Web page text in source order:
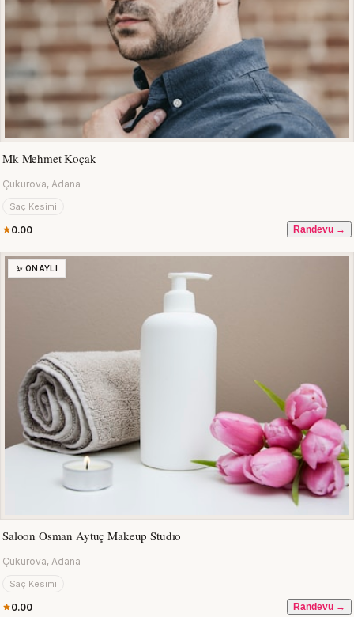
Mk Mehmet Koçak
Çukurova, Adana
Saç Kesimi
0.00 Randevu →
✨ ONAYLI
Saloon Osman Aytuç Makeup Studıo
Çukurova, Adana
Saç Kesimi
0.00 Randevu →